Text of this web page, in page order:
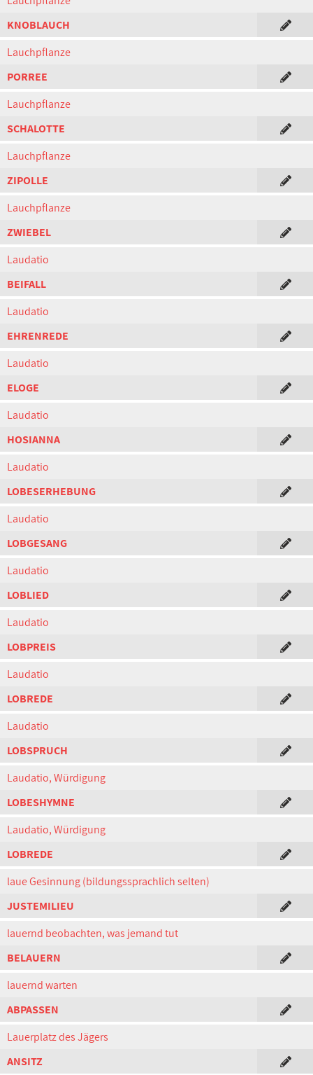
KNOBLAUCH
Lauchpflanze
PORREE
Lauchpflanze
SCHALOTTE
Lauchpflanze
ZIPOLLE
Lauchpflanze
ZWIEBEL
Laudatio
BEIFALL
Laudatio
EHRENREDE
Laudatio
ELOGE
Laudatio
HOSIANNA
Laudatio
LOBESERHEBUNG
Laudatio
LOBGESANG
Laudatio
LOBLIED
Laudatio
LOBPREIS
Laudatio
LOBREDE
Laudatio
LOBSPRUCH
Laudatio, Würdigung
LOBESHYMNE
Laudatio, Würdigung
LOBREDE
laue Gesinnung (bildungssprachlich selten)
JUSTEMILIEU
lauernd beobachten, was jemand tut
BELAUERN
lauernd warten
ABPASSEN
Lauerplatz des Jägers
ANSITZ